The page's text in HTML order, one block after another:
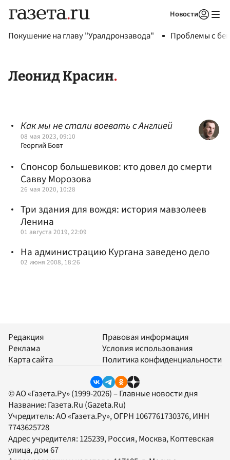
Новости
Покушение на главу "Уралдронзавода" Проблемы с
Леонид Красин
Как мы не стали воевать с Англией
08 мая 2023, 09:10
Георгий Бовт
Спонсор большевиков: кто довел до смерти
Савву Морозова
26 мая 2020, 10:28
Три здания для вождя: история мавзолеев
Ленина
01 августа 2019, 22:09
На администрацию Кургана заведено дело
02 июня 2008, 18:26
Редакция
Реклама
Карта сайта
Правовая информация
Условия использования
Политика конфиденциальности
© АО «Газета.Ру» (1999-2026) – Главные новости дня
Название: Газета.Ru (Gazeta.Ru)
Учредитель:АО «Газета.Ру», ОГРН 1067761730376, ИНН
7743625728
Адрес учредителя: 125239, Россия, Москва, Коптевская
улица, дом 67